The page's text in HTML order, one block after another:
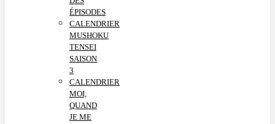
ÉPISODES
CALENDRIER
MUSHOKU
TENSEI
SAISON
3
CALENDRIER
MOI,
QUAND
JE ME